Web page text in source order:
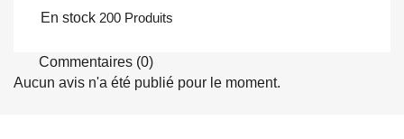
En stock 200 Produits
Commentaires (0)
Aucun avis n'a été publié pour le moment.